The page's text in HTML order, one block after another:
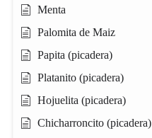
Menta
Palomita de Maiz
Papita (picadera)
Platanito (picadera)
Hojuelita (picadera)
Chicharroncito (picadera)